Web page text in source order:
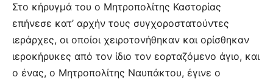
Στο κήρυγμά του ο Μητροπολίτης Καστορίας
επήνεσε κατ’ αρχήν τους συγχοροστατούντες
ιεράρχες, οι οποίοι χειροτονήθηκαν και ορίσθηκαν
ιεροκήρυκες από τον ίδιο τον εορταζόμενο άγιο, και
ο ένας, ο Μητροπολίτης Ναυπάκτου, έγινε ο